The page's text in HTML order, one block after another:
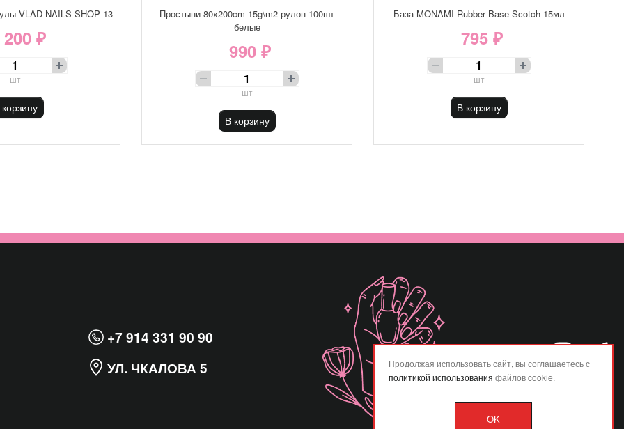
VLAD NAILS SHOP 13
₽
шт
Простыни 80х200cm 15g\m2 рулон 100шт
белые
990 ₽
шт
В корзину
База MONAMI Rubber Base Scotch 15мл
795 ₽
шт
В корзину
+7 914 331 90 90
УЛ. ЧКАЛОВА 5
Продолжая использовать сайт, вы соглашаетесь с
политикой использования файлов cookie.
OK